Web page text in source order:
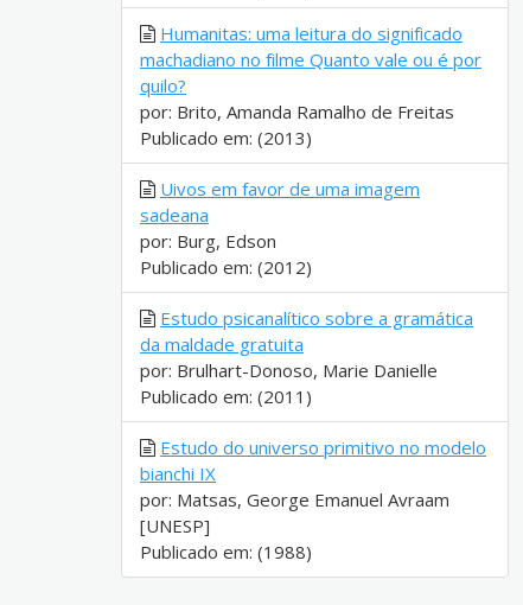
Humanitas: uma leitura do significado
machadiano no filme Quanto vale ou é por
quilo?
por: Brito, Amanda Ramalho de Freitas
Publicado em: (2013)
Uivos em favor de uma imagem
sadeana
por: Burg, Edson
Publicado em: (2012)
Estudo psicanalítico sobre a gramática
da maldade gratuita
por: Brulhart-Donoso, Marie Danielle
Publicado em: (2011)
Estudo do universo primitivo no modelo
bianchi IX
por: Matsas, George Emanuel Avraam
[UNESP]
Publicado em: (1988)